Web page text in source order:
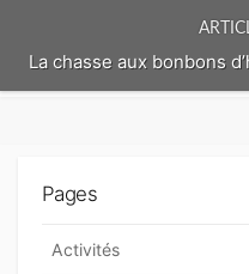
La chasse aux bonbons
Pages
Activités